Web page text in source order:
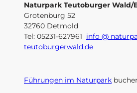
Naturpark Teutoburger Wald/
Grotenburg 52
32760 Detmold
Tel: 05231-627961 info @
teutoburgerwald.de
Führungen im Naturpark